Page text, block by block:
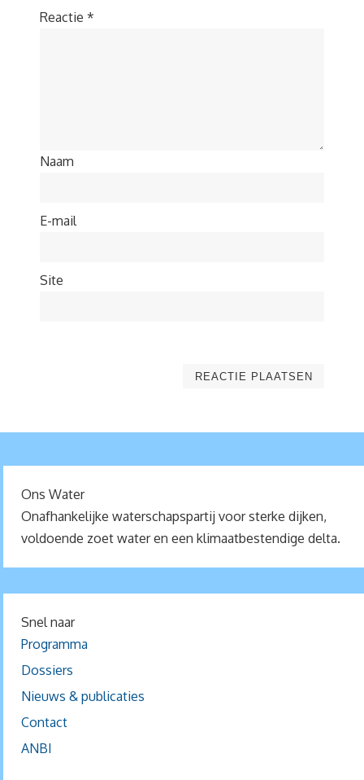
Reactie *
Naam
E-mail
Site
Ons Water
Onafhankelijke waterschapspartij voor sterke dijken,
voldoende zoet water en een klimaatbestendige delta.
Snel naar
Programma
Dossiers
Nieuws & publicaties
Contact
ANBI